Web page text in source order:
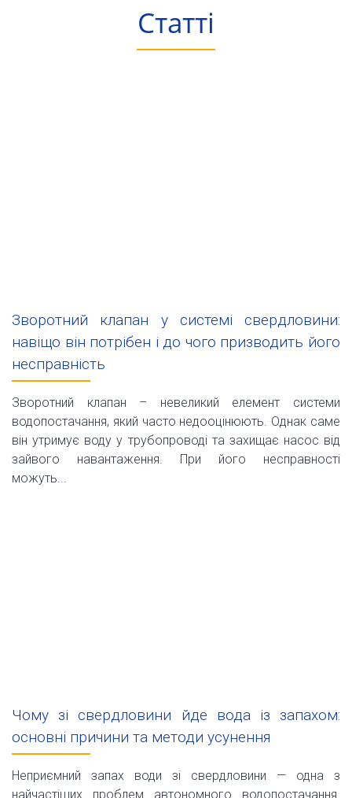
Статті
Зворотний клапан у системі свердловини:
навіщо він потрібен і до чого призводить його
несправність
Зворотний клапан – невеликий елемент системи
водопостачання, який часто недооцінюють. Однак саме
він утримує воду у трубопроводі та захищає насос від
зайвого навантаження. При його несправності
можуть...
Чому зі свердловини йде вода із запахом:
основні причини та методи усунення
Неприємний запах води зі свердловини — одна з
найчастіших проблем автономного водопостачання.